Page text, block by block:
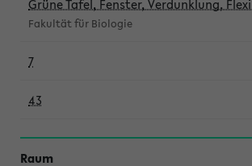
Grüne Tafel, Fenster, Verdunklung,
Fakultät für Biologie
7
43